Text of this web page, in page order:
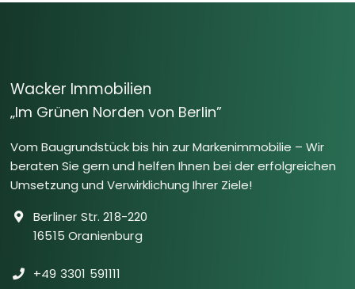
Wacker Immobilien
„Im Grünen Norden von Berlin”
Vom Baugrundstück bis hin zur Markenimmobilie – Wir
beraten Sie gern und helfen Ihnen bei der erfolgreichen
Umsetzung und Verwirklichung Ihrer Ziele!
Berliner Str. 218-220
16515 Oranienburg
+49 3301 591111